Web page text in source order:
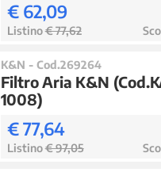
€ 62,09
Listino€ 77,62
K&N - Cod.269264
Filtro Aria K&N
1008)
€ 77,64
Listino€ 97,05